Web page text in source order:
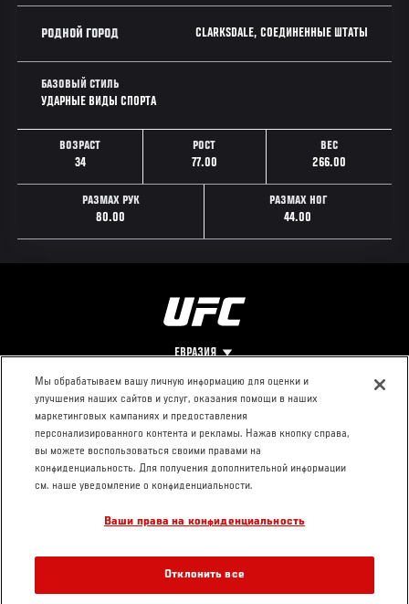
РОДНОЙ ГОРОД CLARKSDALE, СОЕДИНЕННЫЕ ШТАТЫ
БАЗОВЫЙ СТИЛЬ
УДАРНЫЕ ВИДЫ СПОРТА
ВОЗРАСТ
34
РОСТ
77.00
ВЕС
266.00
РАЗМАХ РУК
80.00
РАЗМАХ НОГ
44.00
ЕВРАЗИЯ
Footer
О UFC
Про ММА
Социальная
ответственность
КОНТАКТЫ
Пресс-центр
Условия
использования
Мы обрабатываем вашу личную информацию для оценки и
улучшения наших сайтов и услуг, оказания помощи в наших
маркетинговых кампаниях и предоставления
персонализированного контента и рекламы. Нажав кнопку справа,
вы можете воспользоваться своими правами на
конфиденциальность. Для получения дополнительной информации
см. наше уведомление о конфиденциальности.
Ваши права на конфиденциальность
Отклонить все